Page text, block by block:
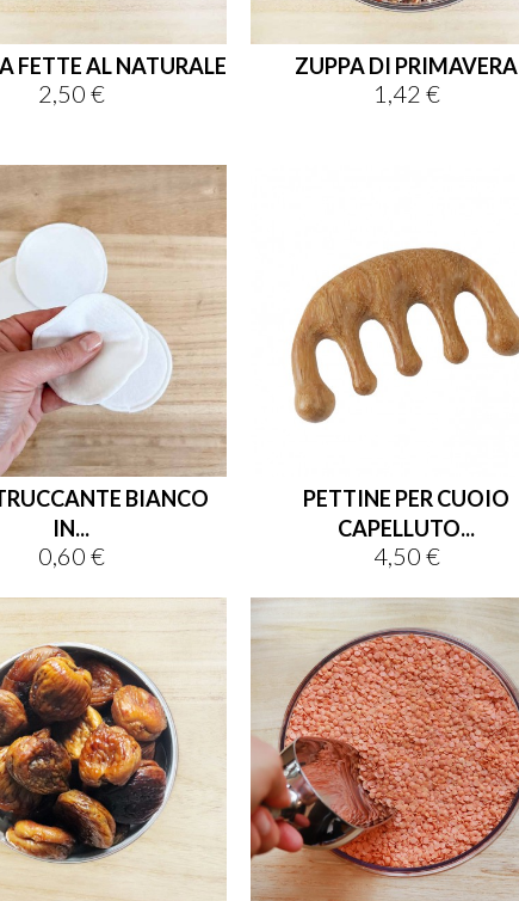
FETTE AL NATURALE
Prezzo
2,50 €
ZUPPA DI PRIMAVERA
Prezzo
1,42 €
BIANCO
IN...
Prezzo
0,60 €
PETTINE PER CUOIO
CAPELLUTO...
Prezzo
4,50 €